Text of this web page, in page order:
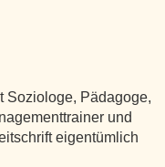
Soziologe, Pädagoge,
und
eigentümlich